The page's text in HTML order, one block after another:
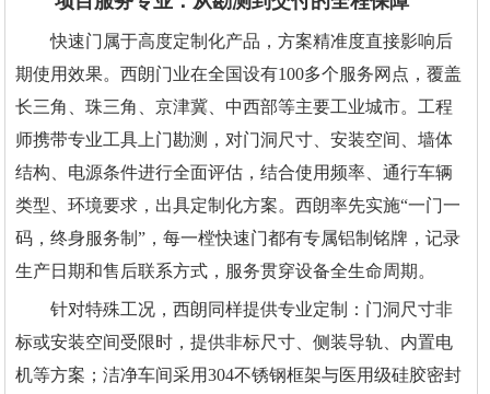
快速门属于高度定制化产品，方案精准度直接影响后
期使用效果。西朗门业在全国设有100多个服务网点，覆盖
长三角、珠三角、京津冀、中西部等主要工业城市。工程
师携带专业工具上门勘测，对门洞尺寸、安装空间、墙体
结构、电源条件进行全面评估，结合使用频率、通行车辆
类型、环境要求，出具定制化方案。西朗率先实施“一门一
码，终身服务制”，每一樘快速门都有专属铝制铭牌，记录
生产日期和售后联系方式，服务贯穿设备全生命周期。
针对特殊工况，西朗同样提供专业定制：门洞尺寸非
标或安装空间受限时，提供非标尺寸、侧装导轨、内置电
机等方案；洁净车间采用304不锈钢框架与医用级硅胶密封